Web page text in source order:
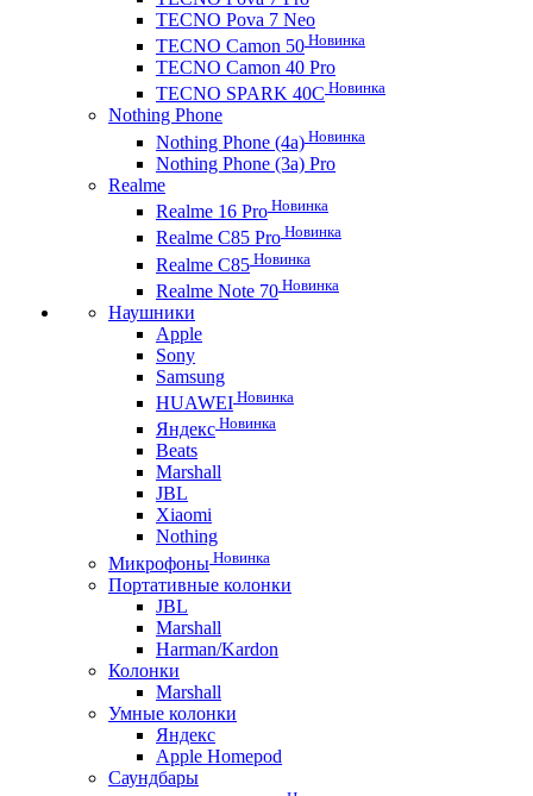
TECNO Pova 7 Neo
TECNO Camon 50 Новинка
TECNO Camon 40 Pro
TECNO SPARK 40C Новинка
Nothing Phone
Nothing Phone (4a) Новинка
Nothing Phone (3a) Pro
Realme
Realme 16 Pro Новинка
Realme C85 Pro Новинка
Realme C85 Новинка
Realme Note 70 Новинка
Наушники
Apple
Sony
Samsung
HUAWEI Новинка
Яндекс Новинка
Beats
Marshall
JBL
Xiaomi
Nothing
Микрофоны Новинка
Портативные колонки
JBL
Marshall
Harman/Kardon
Колонки
Marshall
Умные колонки
Яндекс
Apple Homepod
Саундбары